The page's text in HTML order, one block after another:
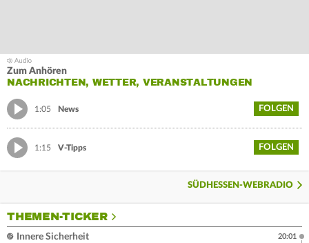
Zum Anhören
NACHRICHTEN, WETTER, VERANSTALTUNGEN
1:05 News FOLGEN
1:15 V-Tipps FOLGEN
SÜDHESSEN-WEBRADIO
THEMEN-TICKER
Innere Sicherheit
20:01